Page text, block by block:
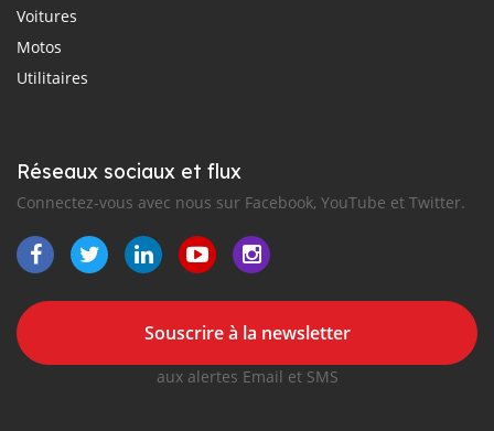
Voitures
Motos
Utilitaires
Réseaux sociaux et flux
Connectez-vous avec nous sur Facebook, YouTube et Twitter.
Souscrire à la newsletter
aux alertes Email et SMS